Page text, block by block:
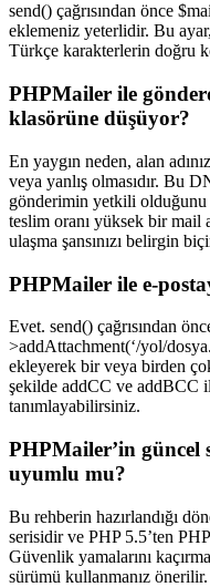
send() çağrısından önce
eklemeniz yeterlidir. Bu
Türkçe karakterlerin doğru
PHPMailer ile
klasörüne düşüyor?
En yaygın neden, alan
veya yanlış olmasıdır. Bu
gönderimin yetkili olduğunu
teslim oranı yüksek bir mail
ulaşma şansınızı belirgin
PHPMailer ile e-
Evet. send() çağrısından
>addAttachment(‘/yol/
ekleyerek bir veya birden
şekilde addCC ve addBCC
tanımlayabilirsiniz.
PHPMailer’in güncel
uyumlu mu?
Bu rehberin hazırlandığı
serisidir ve PHP 5.5’ten
Güvenlik yamalarını
sürümü kullanmanız önerilir.